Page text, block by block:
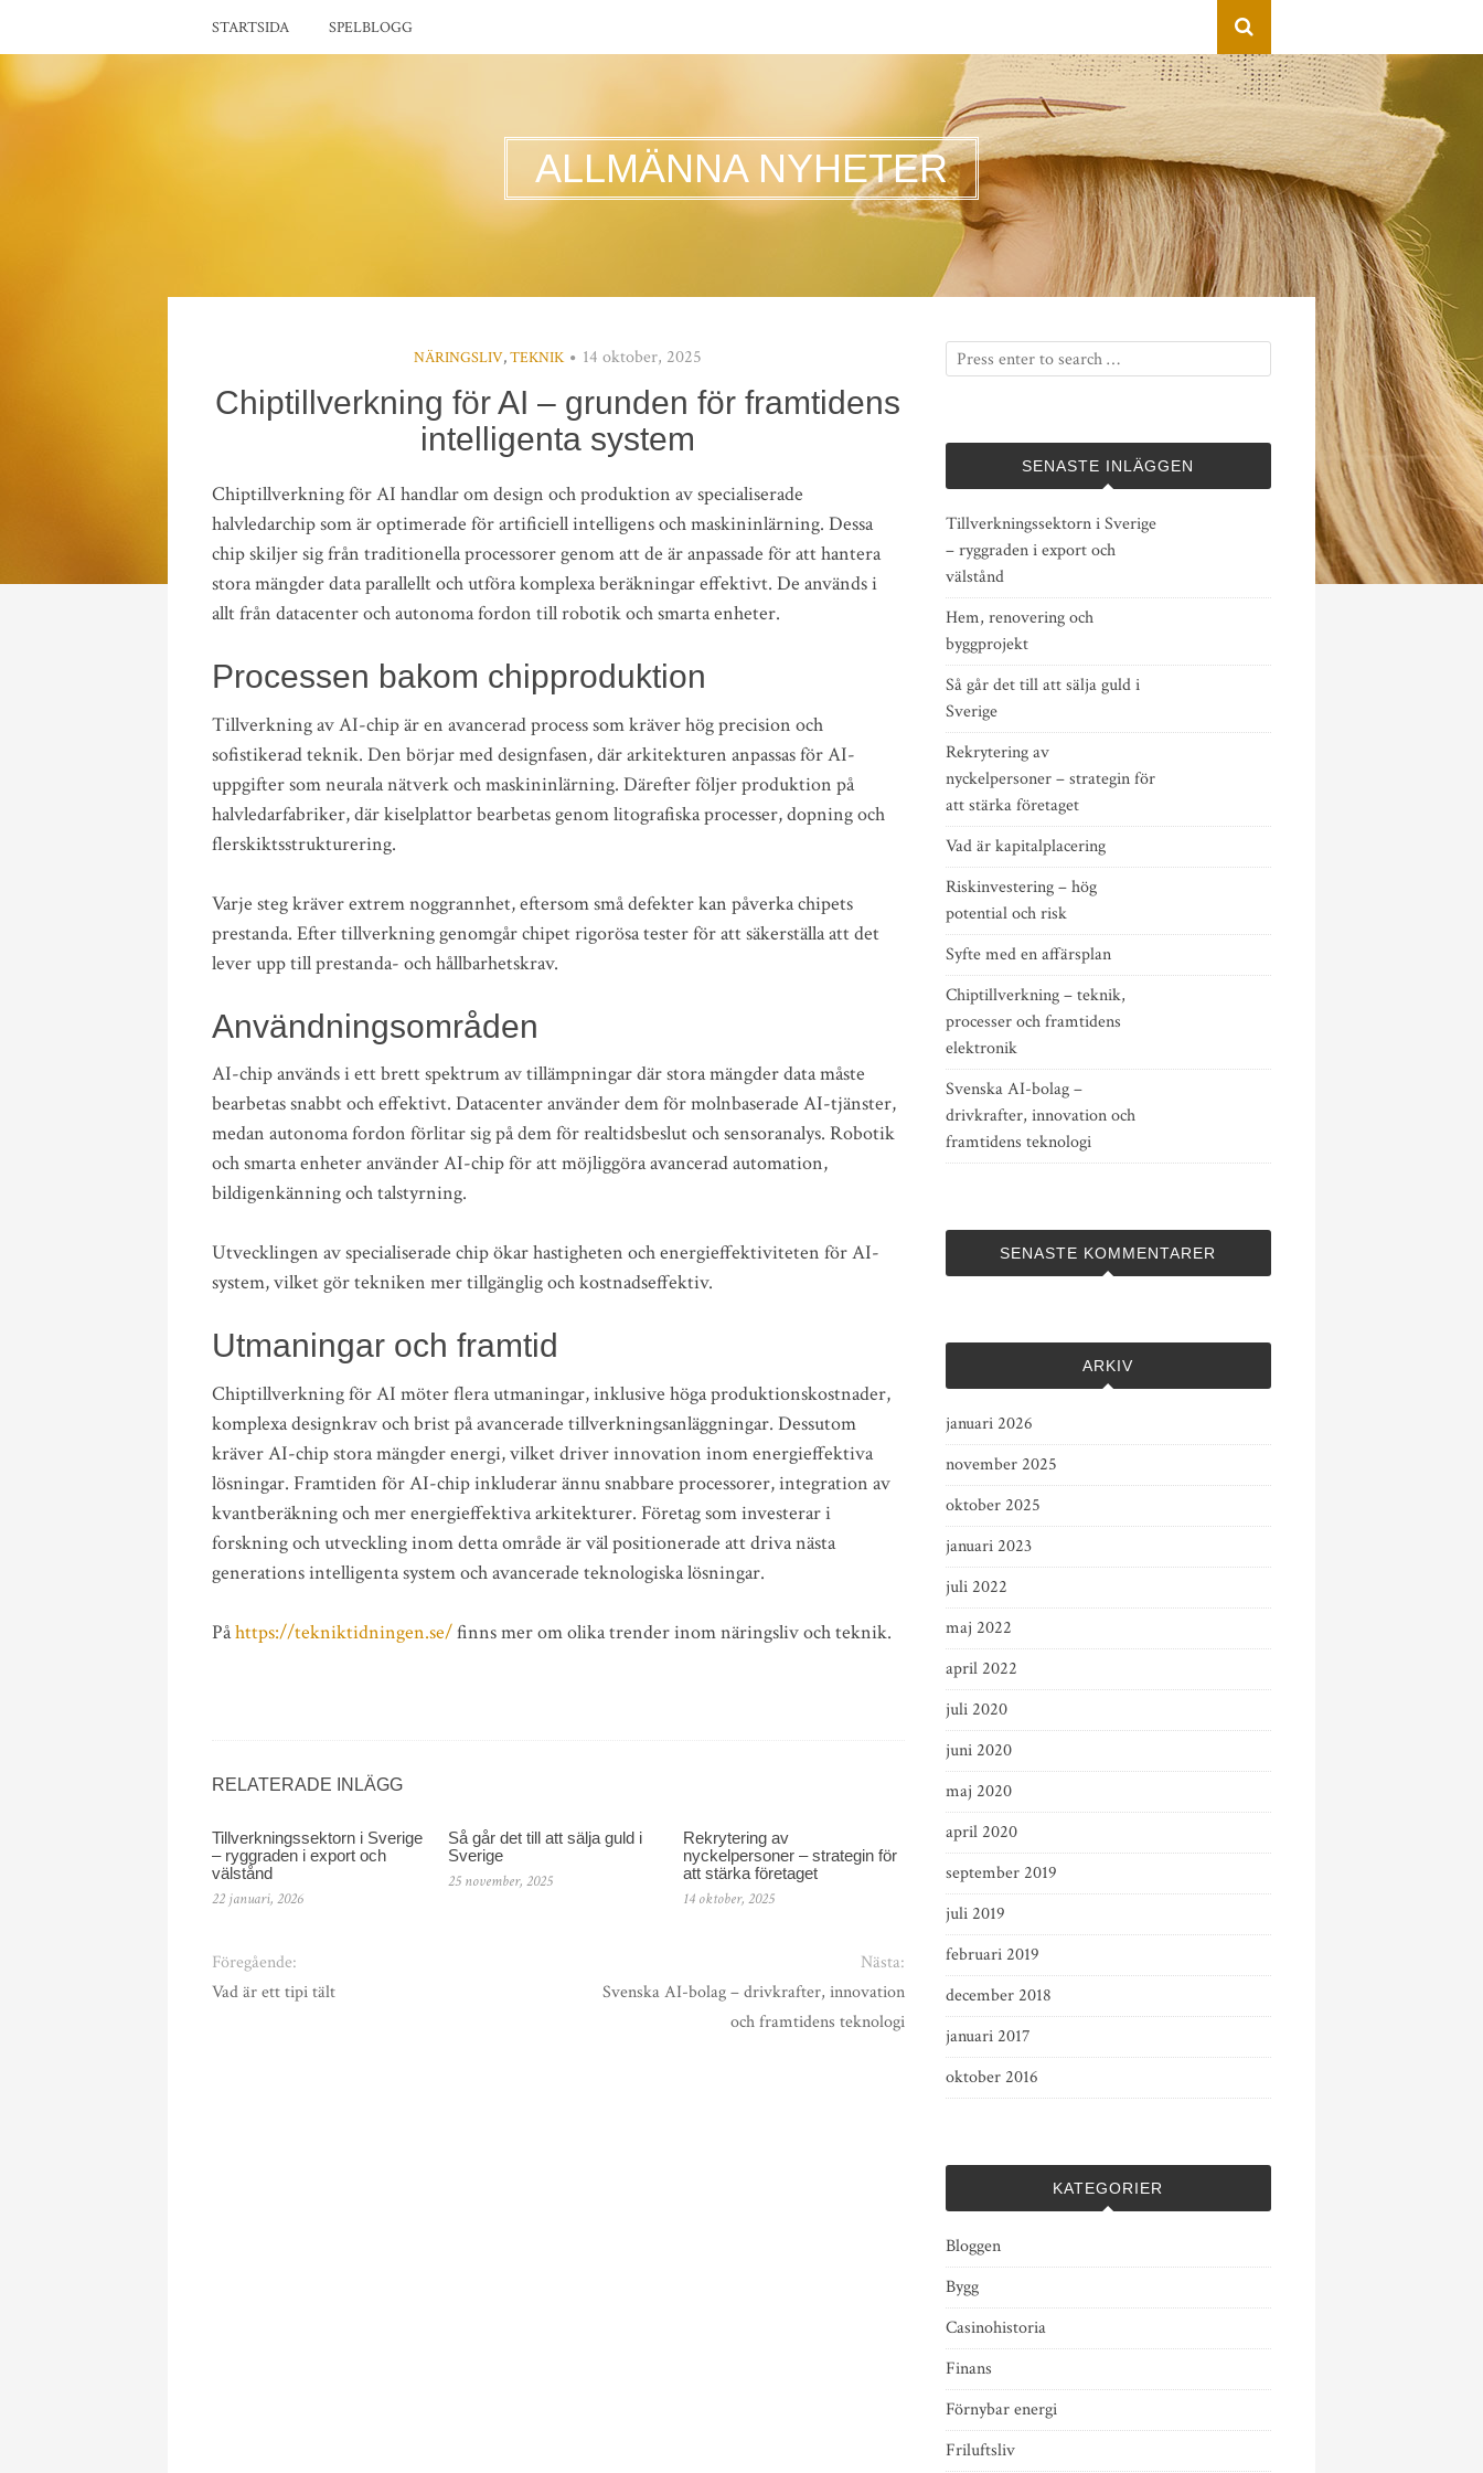
STARTSIDA SPELBLOGG
ALLMÄNNA NYHETER
NÄRINGSLIV,TEKNIK 14 oktober, 2025
Chiptillverkning för AI – grunden för framtidens
intelligenta system
Chiptillverkning för AI handlar om design och produktion av specialiserade
halvledarchip som är optimerade för artificiell intelligens och maskininlärning. Dessa
chip skiljer sig från traditionella processorer genom att de är anpassade för att hantera
stora mängder data parallellt och utföra komplexa beräkningar effektivt. De används i
allt från datacenter och autonoma fordon till robotik och smarta enheter.
Processen bakom chipproduktion
Tillverkning av AI-chip är en avancerad process som kräver hög precision och
sofistikerad teknik. Den börjar med designfasen, där arkitekturen anpassas för AI-
uppgifter som neurala nätverk och maskininlärning. Därefter följer produktion på
halvledarfabriker, där kiselplattor bearbetas genom litografiska processer, dopning och
flerskiktsstrukturering.
Varje steg kräver extrem noggrannhet, eftersom små defekter kan påverka chipets
prestanda. Efter tillverkning genomgår chipet rigorösa tester för att säkerställa att det
lever upp till prestanda- och hållbarhetskrav.
Användningsområden
AI-chip används i ett brett spektrum av tillämpningar där stora mängder data måste
bearbetas snabbt och effektivt. Datacenter använder dem för molnbaserade AI-tjänster,
medan autonoma fordon förlitar sig på dem för realtidsbeslut och sensoranalys. Robotik
och smarta enheter använder AI-chip för att möjliggöra avancerad automation,
bildigenkänning och talstyrning.
Utvecklingen av specialiserade chip ökar hastigheten och energieffektiviteten för AI-
system, vilket gör tekniken mer tillgänglig och kostnadseffektiv.
Utmaningar och framtid
Chiptillverkning för AI möter flera utmaningar, inklusive höga produktionskostnader,
komplexa designkrav och brist på avancerade tillverkningsanläggningar. Dessutom
kräver AI-chip stora mängder energi, vilket driver innovation inom energieffektiva
lösningar. Framtiden för AI-chip inkluderar ännu snabbare processorer, integration av
kvantberäkning och mer energieffektiva arkitekturer. Företag som investerar i
forskning och utveckling inom detta område är väl positionerade att driva nästa
generations intelligenta system och avancerade teknologiska lösningar.
Påhttps://tekniktidningen.se/finns mer om olika trender inom näringsliv och teknik.
RELATERADE INLÄGG
Tillverkningssektorn i Sverige
– ryggraden i export och
välstånd
22 januari, 2026
Så går det till att sälja guld i
Sverige
25 november, 2025
Rekrytering av
nyckelpersoner – strategin för
att stärka företaget
14 oktober, 2025
Föregående:
Vad är ett tipi tält
Nästa:
Svenska AI-bolag – drivkrafter, innovation
och framtidens teknologi
SENASTE INLÄGGEN
Tillverkningssektorn i Sverige
– ryggraden i export och
välstånd
Hem, renovering och
byggprojekt
Så går det till att sälja guld i
Sverige
Rekrytering av
nyckelpersoner – strategin för
att stärka företaget
Vad är kapitalplacering
Riskinvestering – hög
potential och risk
Syfte med en affärsplan
Chiptillverkning – teknik,
processer och framtidens
elektronik
Svenska AI-bolag –
drivkrafter, innovation och
framtidens teknologi
SENASTE KOMMENTARER
ARKIV
januari 2026
november 2025
oktober 2025
januari 2023
juli 2022
maj 2022
april 2022
juli 2020
juni 2020
maj 2020
april 2020
september 2019
juli 2019
februari 2019
december 2018
januari 2017
oktober 2016
KATEGORIER
Bloggen
Bygg
Casinohistoria
Finans
Förnybar energi
Friluftsliv